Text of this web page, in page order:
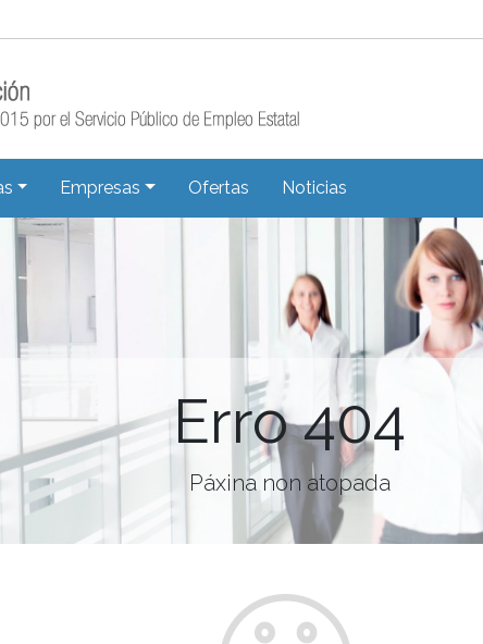
Empresas Ofertas Noticias
Erro 404
Páxina non atopada